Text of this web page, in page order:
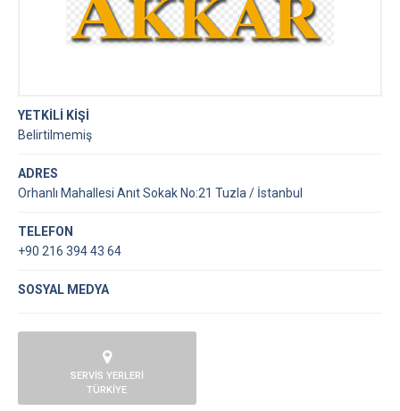
YETKİLİ KİŞİ
Belirtilmemiş
ADRES
Orhanlı Mahallesi Anıt Sokak No:21 Tuzla / İstanbul
TELEFON
+90 216 394 43 64
SOSYAL MEDYA
SERVİS YERLERİ
TÜRKİYE